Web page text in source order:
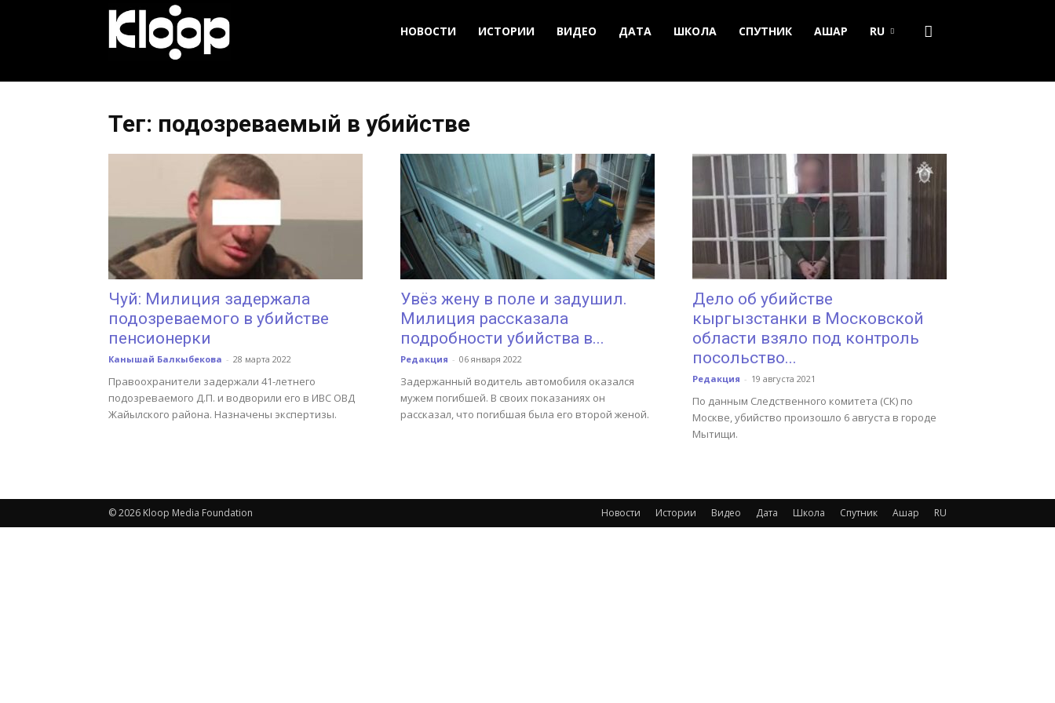
Новости
Кыргызстана
НОВОСТИ ИСТОРИИ ВИДЕО ДАТА ШКОЛА СПУТНИК АШАР RU
Тег: подозреваемый в убийстве
Чуй: Милиция задержала
подозреваемого в убийстве
пенсионерки
Канышай Балкыбекова - 28 марта 2022
Правоохранители задержали 41-летнего
подозреваемого Д.П. и водворили его в ИВС ОВД
Жайылского района. Назначены экспертизы.
Увёз жену в поле и задушил.
Милиция рассказала
подробности убийства в...
Редакция - 06 января 2022
Задержанный водитель автомобиля оказался
мужем погибшей. В своих показаниях он
рассказал, что погибшая была его второй женой.
Дело об убийстве
кыргызстанки в Московской
области взяло под контроль
посольство...
Редакция - 19 августа 2021
По данным Следственного комитета (СК) по
Москве, убийство произошло 6 августа в городе
Мытищи.
Новости Истории Видео Дата Школа Спутник Ашар RU
© 2026 Kloop Media Foundation